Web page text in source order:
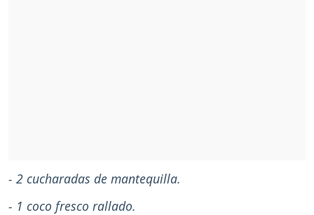
- 2 cucharadas de mantequilla.
- 1 coco fresco rallado.